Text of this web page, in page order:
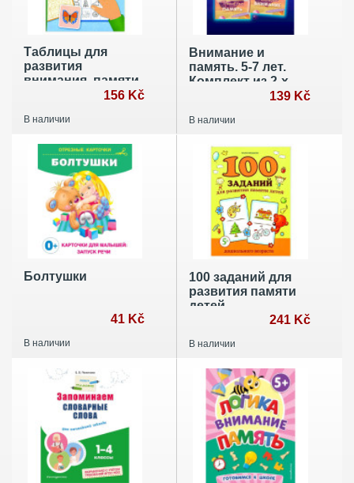
Таблицы для
развития
внимания, памяти
и усидчивости у156 Kč
В наличии
Внимание и
память. 5-7 лет.
Комплект из 2-х
139 Kč
В наличии
Болтушки
41 Kč
В наличии
100 заданий для
развития памяти
детей
дошкольного241 Kč
В наличии